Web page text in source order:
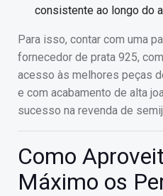
consistente ao longo do
Para isso, contar com uma
fornecedor de prata 925,
acesso às melhores peças
e com acabamento de alta
sucesso na revenda de
Como
Máximo os